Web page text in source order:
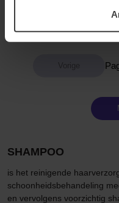
samt vår
SHAMPOO
is het reinigende
schoonheidsbehandeling
en vervolgens voorzichtig